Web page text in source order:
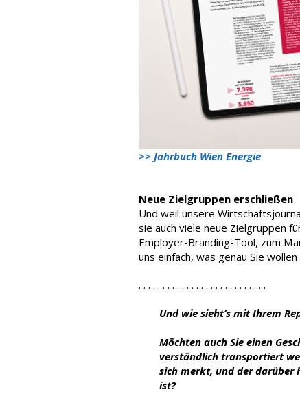
>> Jahrbuch Wien Energie
Neue Zielgruppen erschließen
Und weil unsere
sie auch viele neue Zielgruppen
Employer-Branding-Tool, zum
uns einfach, was genau Sie
. . . . . . . . . . . . . . . . . . . . . . . . . . .
Und wie sieht’s mit Ihrem
Möchten auch Sie einen
verständlich transportiert
sich merkt, und der darüber
ist?